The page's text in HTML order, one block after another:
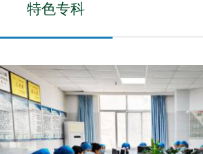
特色专科